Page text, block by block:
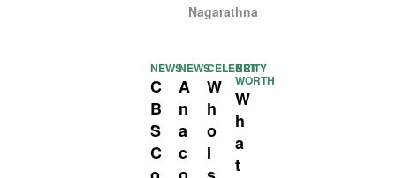
Nagarathna
NEWS
C
B
S
C
NEWS
A
n
a
c
CELEBRITY
W
h
o
I
NET
WORTH
W
h
a
t